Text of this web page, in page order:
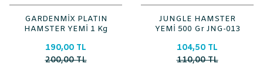
GARDENMİX PLATIN
HAMSTER YEMİ 1 Kg
190,00 TL
200,00 TL
JUNGLE HAMSTER
YEMİ 500 Gr JNG-013
104,50 TL
110,00 TL